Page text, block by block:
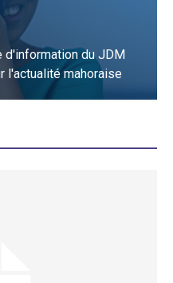
d'information du JDM
l'actualité mahoraise